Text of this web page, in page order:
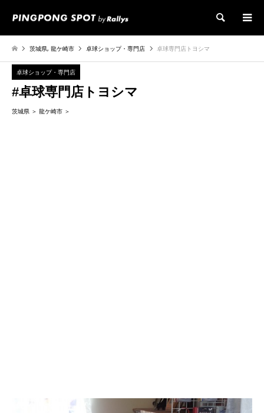
検索
茨城県,龍ケ崎市 卓球ショップ・専門店 卓球専門店トヨシマ
卓球ショップ・専門店
#卓球専門店トヨシマ
茨城県 龍ケ崎市